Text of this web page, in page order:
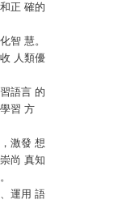
正 確的
智 慧。
人類優
語言 的
習 方
激發 想
尚 真知
運用 語